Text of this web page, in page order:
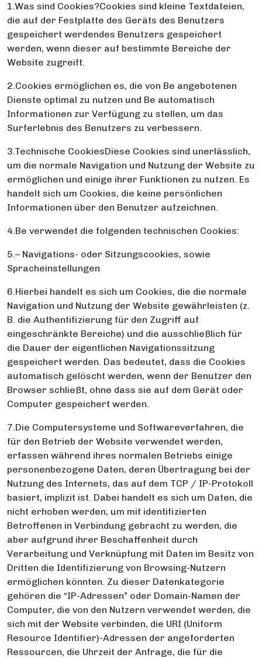
1.Was sind Cookies?Cookies sind kleine Textdateien,
die auf der Festplatte des Geräts des Benutzers
gespeichert werdendes Benutzers gespeichert
werden, wenn dieser auf bestimmte Bereiche der
Website zugreift.
2.Cookies ermöglichen es, die von Be angebotenen
Dienste optimal zu nutzen und Be automatisch
Informationen zur Verfügung zu stellen, um das
Surferlebnis des Benutzers zu verbessern.
3.Technische CookiesDiese Cookies sind unerlässlich,
um die normale Navigation und Nutzung der Website zu
ermöglichen und einige ihrer Funktionen zu nutzen. Es
handelt sich um Cookies, die keine persönlichen
Informationen über den Benutzer aufzeichnen.
4.Be verwendet die folgenden technischen Cookies:
5.– Navigations- oder Sitzungscookies, sowie
Spracheinstellungen
6.Hierbei handelt es sich um Cookies, die die normale
Navigation und Nutzung der Website gewährleisten (z.
B. die Authentifizierung für den Zugriff auf
eingeschränkte Bereiche) und die ausschließlich für
die Dauer der eigentlichen Navigationssitzung
gespeichert werden. Das bedeutet, dass die Cookies
automatisch gelöscht werden, wenn der Benutzer den
Browser schließt, ohne dass sie auf dem Gerät oder
Computer gespeichert werden.
7.Die Computersysteme und Softwareverfahren, die
für den Betrieb der Website verwendet werden,
erfassen während ihres normalen Betriebs einige
personenbezogene Daten, deren Übertragung bei der
Nutzung des Internets, das auf dem TCP / IP-Protokoll
basiert, implizit ist. Dabei handelt es sich um Daten, die
nicht erhoben werden, um mit identifizierten
Betroffenen in Verbindung gebracht zu werden, die
aber aufgrund ihrer Beschaffenheit durch
Verarbeitung und Verknüpfung mit Daten im Besitz von
Dritten die Identifizierung von Browsing-Nutzern
ermöglichen könnten. Zu dieser Datenkategorie
gehören die “IP-Adressen” oder Domain-Namen der
Computer, die von den Nutzern verwendet werden, die
sich mit der Website verbinden, die URI (Uniform
Resource Identifier)-Adressen der angeforderten
Ressourcen, die Uhrzeit der Anfrage, die für die